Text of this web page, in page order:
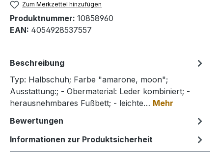
Zum Merkzettel hinzufügen
Produktnummer: 10858960
EAN: 4054928537557
Beschreibung
Typ: Halbschuh; Farbe "amarone, moon";
Ausstattung:; - Obermaterial: Leder kombiniert; -
herausnehmbares Fußbett; - leichte… Mehr
Bewertungen
Informationen zur Produktsicherheit